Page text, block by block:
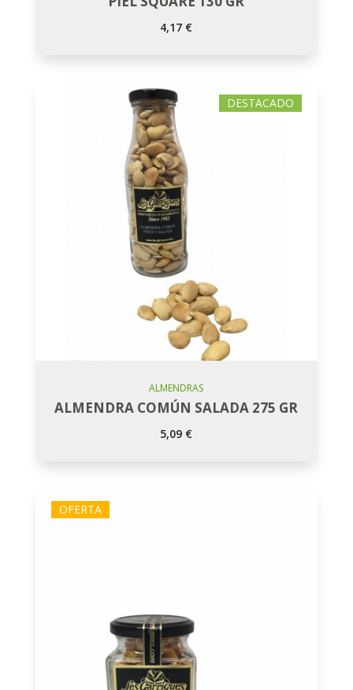
4,17 €
DESTACADO
Añadir Al Carro
ALMENDRAS
ALMENDRA COMÚN SALADA 275 GR
5,09 €
OFERTA